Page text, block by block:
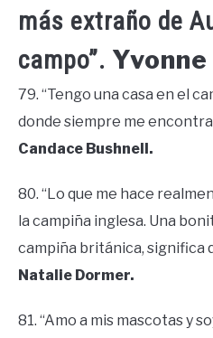
más extraño de
campo”.
79. “Tengo una casa en el
donde siempre me
Candace Bushnell.
80. “Lo que me hace
la campiña inglesa. Una
campiña británica, significa
Natalie Dormer.
81. “Amo a mis mascotas y